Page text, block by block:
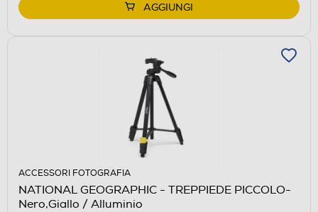
AGGIUNGI
ACCESSORI FOTOGRAFIA
NATIONAL GEOGRAPHIC - TREPPIEDE PICCOLO-
Nero,Giallo / Alluminio